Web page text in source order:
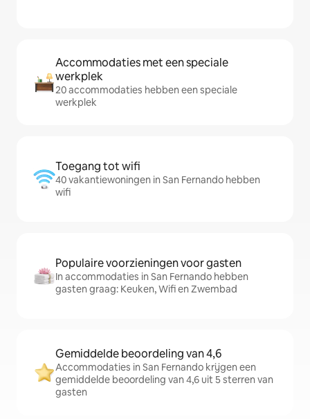
Accommodaties met een speciale
werkplek
20 accommodaties hebben een speciale
werkplek
Toegang tot wifi
40 vakantiewoningen in San Fernando hebben
wifi
Populaire voorzieningen voor gasten
In accommodaties in San Fernando hebben
gasten graag: Keuken, Wifi en Zwembad
Gemiddelde beoordeling van 4,6
Accommodaties in San Fernando krijgen een
gemiddelde beoordeling van 4,6 uit 5 sterren van
gasten